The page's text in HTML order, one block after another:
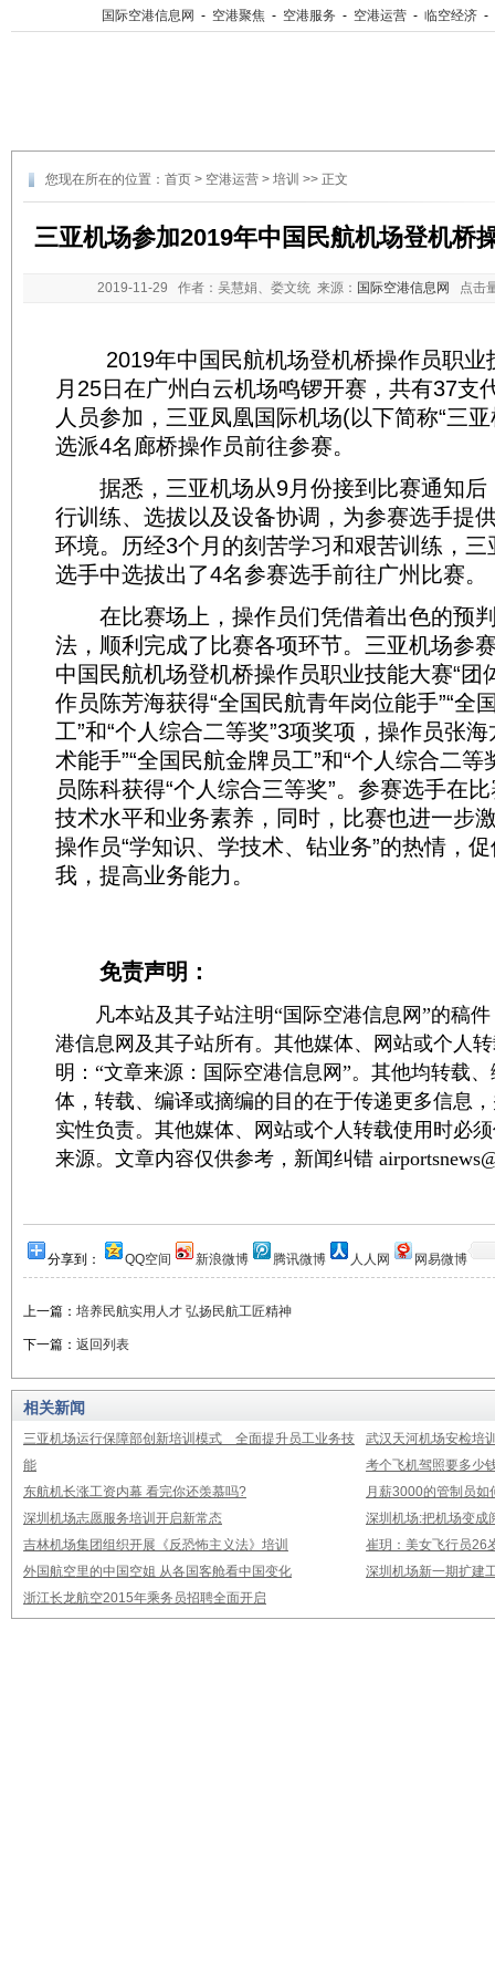
国际空港信息网 - 空港聚焦 - 空港服务 - 空港运营 - 临空经济 -
您现在所在的位置： 首页 > 空港运营 > 培训 >> 正文
三亚机场参加2019年中国民航机场登机桥
2019-11-29 作者：吴慧娟、娄文统 来源： 国际空港信息网 点击
2019年中国民航机场登机桥操作员职业
月25日在广州白云机场鸣锣开赛，共有37支
人员参加，三亚凤凰国际机场(以下简称“三
选派4名廊桥操作员前往参赛。
据悉，三亚机场从9月份接到比赛通知后
行训练、选拔以及设备协调，为参赛选手提
环境。历经3个月的刻苦学习和艰苦训练，
选手中选拔出了4名参赛选手前往广州比赛。
在比赛场上，操作员们凭借着出色的预
法，顺利完成了比赛各项环节。三亚机场参
中国民航机场登机桥操作员职业技能大赛“团
作员陈芳海获得“全国民航青年岗位能手”“全
工”和“个人综合二等奖”3项奖项，操作员张
术能手”“全国民航金牌员工”和“个人综合二等
员陈科获得“个人综合三等奖”。参赛选手在
技术水平和业务素养，同时，比赛也进一步
操作员“学知识、学技术、钻业务”的热情，
我，提高业务能力。
免责声明：
凡本站及其子站注明“国际空港信息网”的稿件
港信息网及其子站所有。其他媒体、网站或个人
明：“文章来源：国际空港信息网”。其他均转载
体，转载、编译或摘编的目的在于传递更多信息
实性负责。其他媒体、网站或个人转载使用时必
来源。文章内容仅供参考，新闻纠错
分享到： QQ空间 新浪微博 腾讯微博 人人网 网易微博
上一篇： 培养民航实用人才 弘扬民航工匠精神
下一篇： 返回列表
相关新闻
三亚机场运行保障部创新培训模式 全面提升员工业务技
能
武汉天河机场安检培
考个飞机驾照要多少
东航机长涨工资内幕 看完你还羡慕吗?
月薪3000的管制员
深圳机场志愿服务培训开启新常态
深圳机场:把机场变成
吉林机场集团组织开展《反恐怖主义法》培训
崔玥：美女飞行员26
外国航空里的中国空姐 从各国客舱看中国变化
深圳机场新一期扩建
浙江长龙航空2015年乘务员招聘全面开启